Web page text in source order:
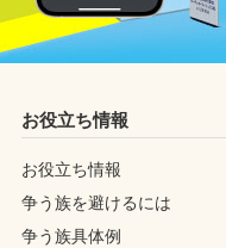
お役立ち情報
お役立ち情報
争う族を避けるには
争う族具体例